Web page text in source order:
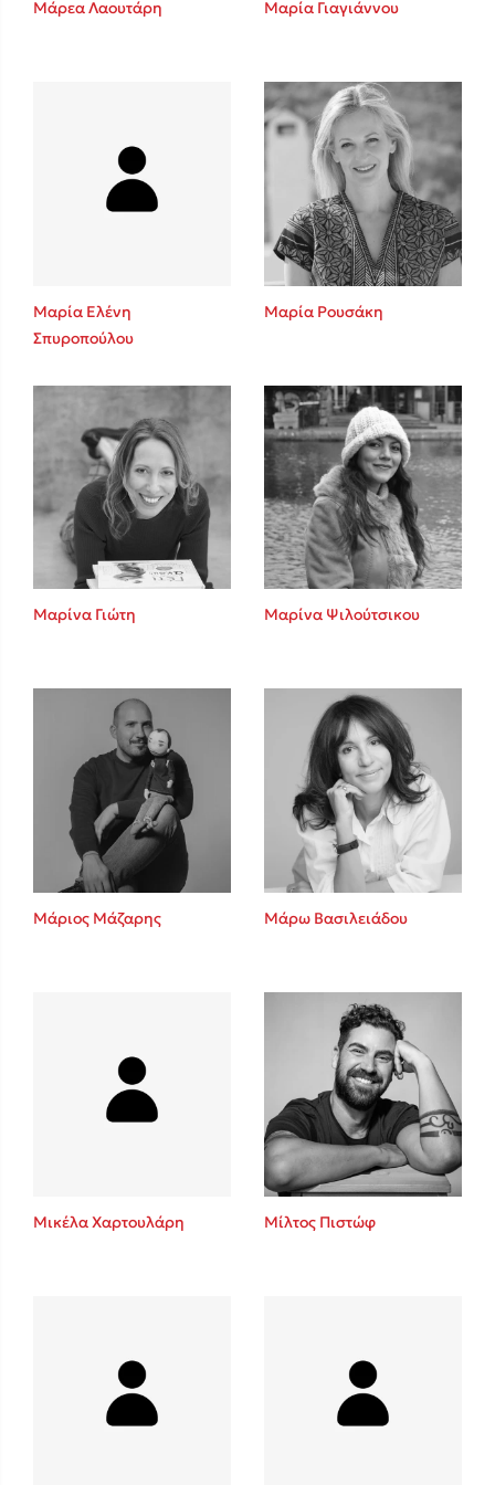
Sebastian Fitzek
Playlist
Το λεξικό της ζωής σου
Κώστας Κρομμύδας
Το λιμάνι μου είσαι εσύ
Ιωάννης Γλωσσόπουλος
Ένας γίγαντας στο σχολείο
Πάνω, κάτω, μπροστά, πίσω
Η μέθοδος Αφήστε τους
Δημοφιλείς Συγγραφείς
Φυστίκι ΠουΚυλάει
Μάρεα Λαουτάρη Μαρία Γιαγιάννου
Μαρία Ελένη
Σπυροπούλου
Μαρία Ρουσάκη
Μαρίνα Γιώτη Μαρίνα Ψιλούτσικου
Μάριος Μάζαρης Μάρω Βασιλειάδου
Μικέλα Χαρτουλάρη Μίλτος Πιστώφ